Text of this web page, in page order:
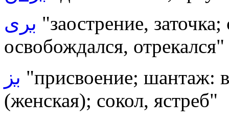
برى "заострение,
освобождался, отрекался"
بز "присвоение; шантаж:
(женская); сокол, ястреб"